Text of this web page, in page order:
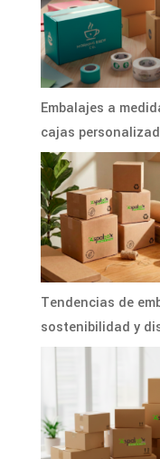
Embalajes a
cajas
Tendencias de
sostenibilidad y